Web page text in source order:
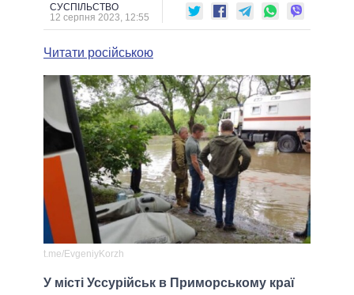
ГОЛОВИ ОБЛАДМІНІСТРАЦІЙ
МЕРИ МІСТ
ВСІ ПЕРСОНИ
ПОРІВНЯННЯ ПОЛІТИКІВ
СУСПІЛЬСТВО
12 серпня 2023, 12:55
Читати російською
t.me/EvgeniyKorzh
У місті Уссурійськ в Приморському краї